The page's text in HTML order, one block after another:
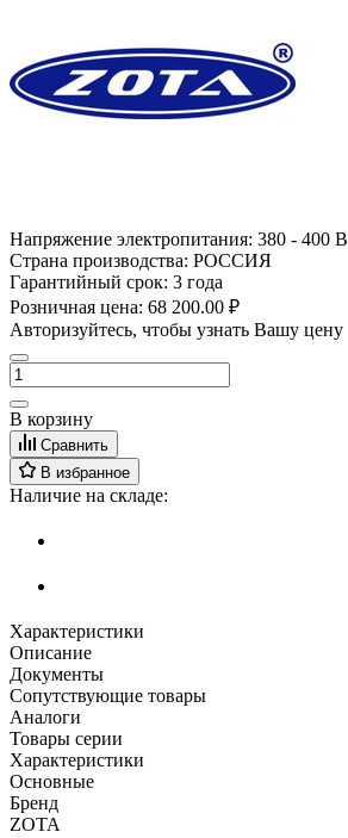
Напряжение электропитания: 380 - 400 В
Страна производства: РОССИЯ
Гарантийный срок: 3 года
Розничная цена: 68 200.00 ₽
Авторизуйтесь, чтобы узнать Вашу цену
В корзину
Сравнить
В избранное
Наличие на складе:
Характеристики
Описание
Документы
Сопутствующие товары
Аналоги
Товары серии
Характеристики
Основные
Бренд
ZOTA